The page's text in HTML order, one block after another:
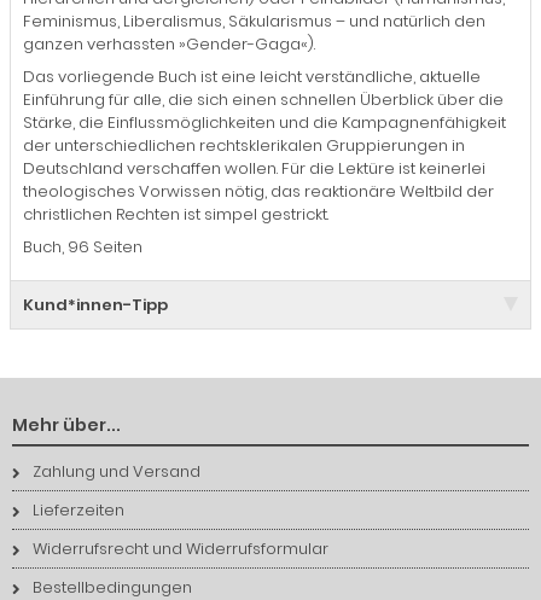
Feminismus, Liberalismus, Säkularismus – und natürlich den
ganzen verhassten »Gender-Gaga«).
Das vorliegende Buch ist eine leicht verständliche, aktuelle
Einführung für alle, die sich einen schnellen Überblick über die
Stärke, die Einflussmöglichkeiten und die Kampagnenfähigkeit
der unterschiedlichen rechtsklerikalen Gruppierungen in
Deutschland verschaffen wollen. Für die Lektüre ist keinerlei
theologisches Vorwissen nötig, das reaktionäre Weltbild der
christlichen Rechten ist simpel gestrickt.
Buch, 96 Seiten
Kund*innen-Tipp
Mehr über...
Zahlung und Versand
Lieferzeiten
Widerrufsrecht und Widerrufsformular
Bestellbedingungen